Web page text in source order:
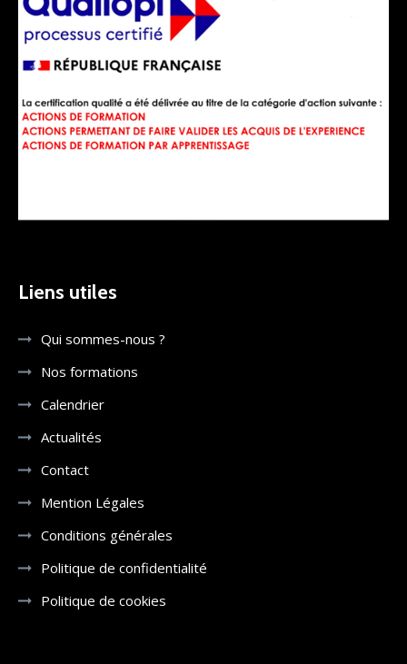
Liens utiles
Qui sommes-nous ?
Nos formations
Calendrier
Actualités
Contact
Mention Légales
Conditions générales
Politique de confidentialité
Politique de cookies